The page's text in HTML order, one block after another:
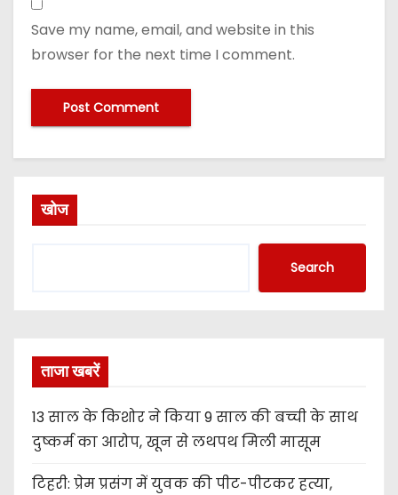
Save my name, email, and website in this
browser for the next time I comment.
खोज
Search
ताजा खबरें
13 साल के किशोर ने किया 9 साल की बच्ची के साथ
दुष्कर्म का आरोप, खून से लथपथ मिली मासूम
टिहरी: प्रेम प्रसंग में युवक की पीट-पीटकर हत्या,